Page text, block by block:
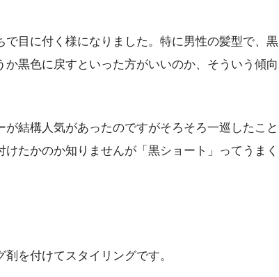
目に付く様になりました。特に男性の髪型で、黒
黒色に戻すといった方がいいのか、そういう傾向
結構人気があったのですがそろそろ一巡したこと
たかのか知りませんが「黒ショート」ってうまく
を付けてスタイリングです。